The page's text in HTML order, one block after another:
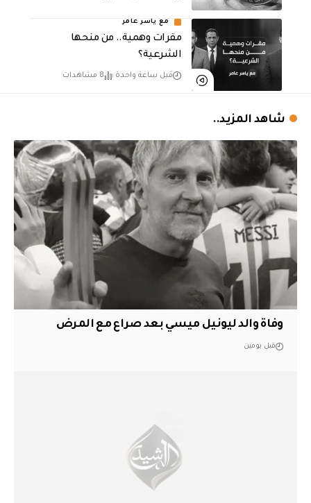
مع ياسر عامر
مقرات وهمية.. من منحها
الشرعية؟
قبل ساعة واحدة 8 مشاهدات
شاهد المزيد..
وفاة والد ليونيل ميسي بعد صراع مع المرض
قبل يومين